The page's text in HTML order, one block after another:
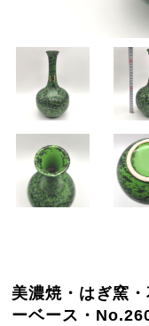
美濃焼・はぎ窯
ーベース・